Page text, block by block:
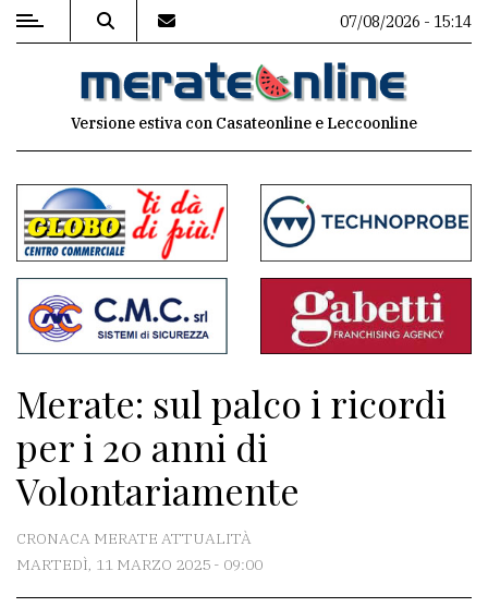
MENU
commenti
Contenuti
del
sito
Associazioni
Meteo
CONTATTI
07/08/2026 - 15:14
Versione estiva con Casateonline e Leccoonline
Merate: sul palco i ricordi
per i 20 anni di
Volontariamente
CRONACA MERATE ATTUALITÀ
MARTEDÌ, 11 MARZO 2025 - 09:00